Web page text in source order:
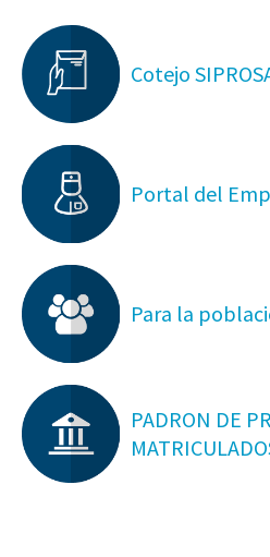
Cotejo
Portal del
Para la
PADRON DE